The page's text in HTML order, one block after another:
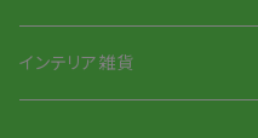
インテリア雑貨